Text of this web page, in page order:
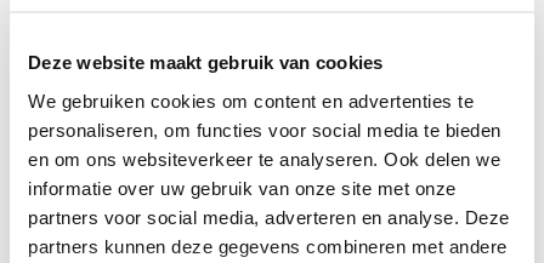
Deze website maakt gebruik van cookies
We gebruiken cookies om content en advertenties te
personaliseren, om functies voor social media te bieden
en om ons websiteverkeer te analyseren. Ook delen we
informatie over uw gebruik van onze site met onze
partners voor social media, adverteren en analyse. Deze
partners kunnen deze gegevens combineren met andere
Bedrukt geleverd in: 5 werkdag(en)
Onbedrukt geleverd in: 3 werkdag(en)
Bekijken